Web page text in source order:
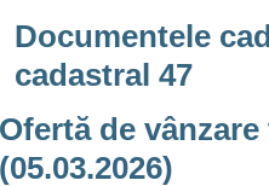
Documentele
cadastral 47
Ofertă de
(05.03.2026)